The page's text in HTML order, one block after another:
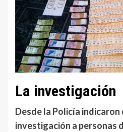
La investigación
Desde la Policía
investigación a personas